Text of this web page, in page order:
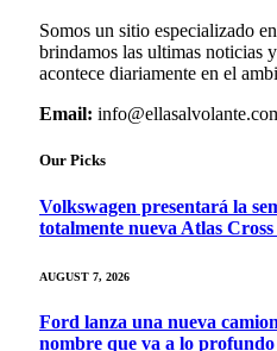
Somos un sitio especializado
brindamos las ultimas noticias
acontece diariamente en el
Email:
Our Picks
Volkswagen presentará la
totalmente nueva Atlas
AUGUST 7, 2026
Ford lanza una nueva
nombre que va a lo profundo